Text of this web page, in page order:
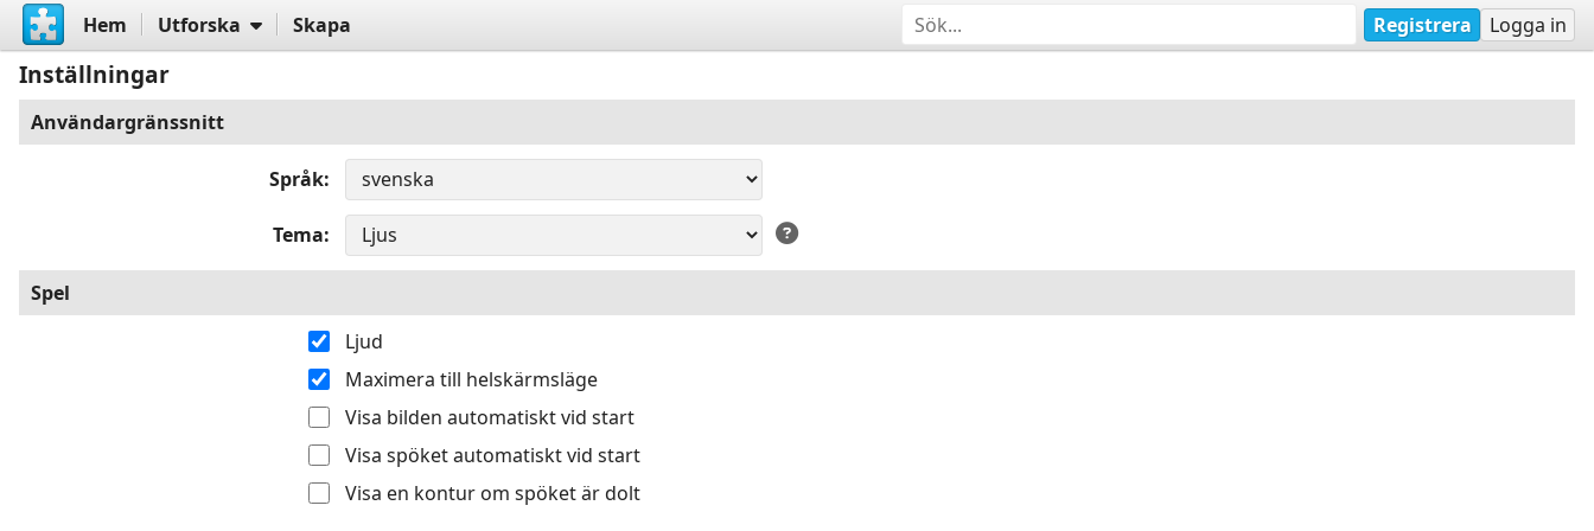
Hem Utforska Skapa Registrera Logga in
Inställningar
Användargränssnitt
Språk
Tema
Spel
Ljud
Maximera till helskärmsläge
Visa bilden automatiskt vid start
Visa spöket automatiskt vid start
Visa en kontur om spöket är dolt